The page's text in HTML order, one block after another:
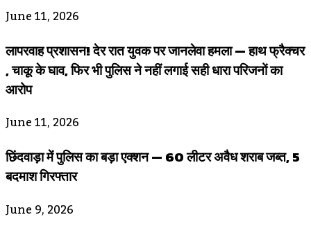
June 11, 2026
लापरवाह प्रशासन! देर रात युवक पर जानलेवा हमला — हाथ फ्रैक्चर
, चाकू के घाव, फिर भी पुलिस ने नहीं लगाई सही धारा परिजनों का
आरोप
June 11, 2026
छिंदवाड़ा में पुलिस का बड़ा एक्शन — 60 लीटर अवैध शराब जब्त, 5
बदमाश गिरफ्तार
June 9, 2026